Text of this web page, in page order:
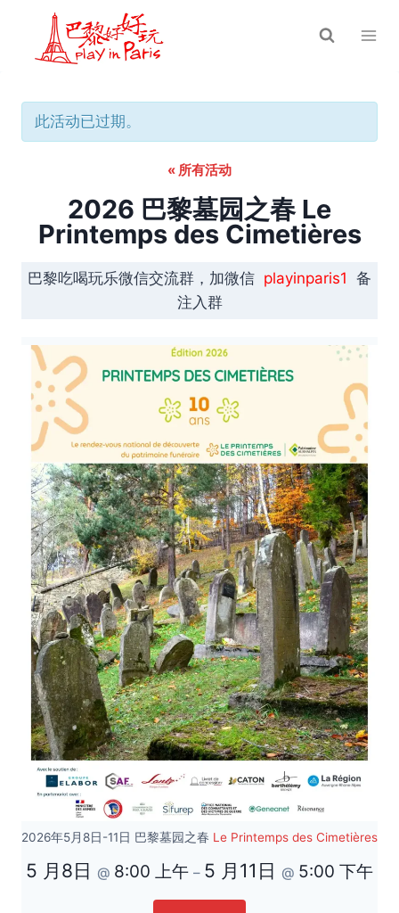
此活动已过期。
« 所有活动
2026 巴黎墓园之春 Le
Printemps des Cimetières
巴黎吃喝玩乐微信交流群，加微信 playinparis1 备
注入群
2026年5月8日-11日 巴黎墓园之春 Le Printemps des Cimetières
5 月8日 @ 8:00 上午 – 5 月11日 @ 5:00 下午